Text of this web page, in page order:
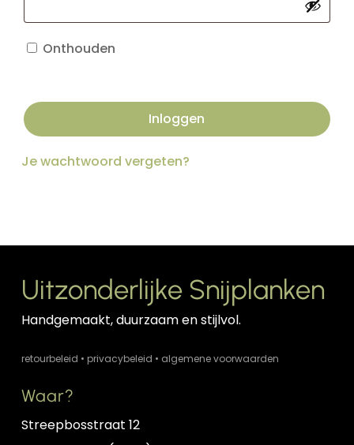
Onthouden
Inloggen
Je wachtwoord vergeten?
Uitzonderlijke Snijplanken
Handgemaakt, duurzaam en stijlvol.
retourbeleid • privacybeleid • algemene voorwaarden
Waar?
Streepbosstraat 12